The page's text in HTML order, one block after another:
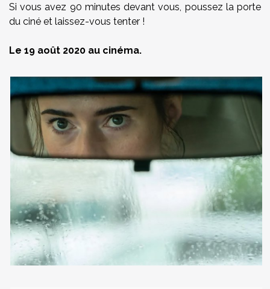
Si vous avez 90 minutes devant vous, poussez la porte
du ciné et laissez-vous tenter !
Le 19 août 2020 au cinéma.